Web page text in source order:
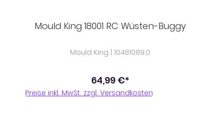
Mould King 18001 RC Wüsten-Buggy
Mould King | 10481089;0
64,99 €*
Preise inkl. MwSt. zzgl. Versandkosten